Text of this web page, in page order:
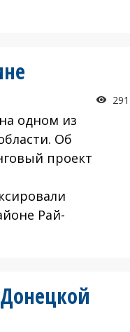
291
одном из
Об
проект
Рай-